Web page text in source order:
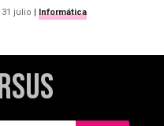
31 julio | Informática